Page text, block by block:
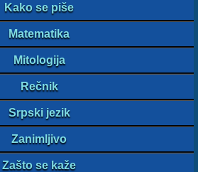
Kako se piše
Matematika
Mitologija
Rečnik
Srpski jezik
Zanimljivo
Zašto se kaže